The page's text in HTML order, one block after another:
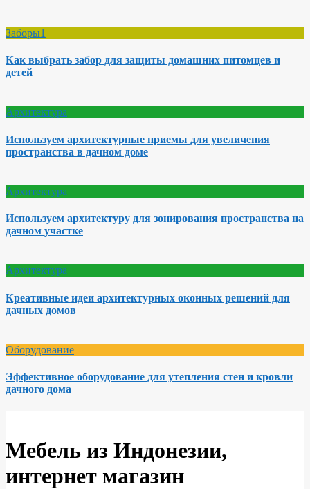
Заборы1
Как выбрать забор для защиты домашних питомцев и
детей
Архитектура
Используем архитектурные приемы для увеличения
пространства в дачном доме
Архитектура
Используем архитектуру для зонирования пространства на
дачном участке
Архитектура
Креативные идеи архитектурных оконных решений для
дачных домов
Оборудование
Эффективное оборудование для утепления стен и кровли
дачного дома
Мебель из Индонезии,
интернет магазин